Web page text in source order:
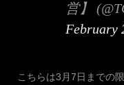
営】
February
こちらは3月7日までの